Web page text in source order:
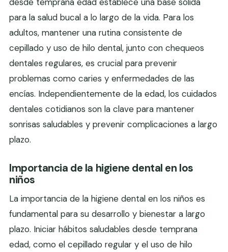
para la salud bucal a lo largo de la vida. Para los
adultos, mantener una rutina consistente de
cepillado y uso de hilo dental, junto con chequeos
dentales regulares, es crucial para prevenir
problemas como caries y enfermedades de las
encías. Independientemente de la edad, los cuidados
dentales cotidianos son la clave para mantener
sonrisas saludables y prevenir complicaciones a largo
plazo.
Importancia de la higiene dental en los
niños
La importancia de la higiene dental en los niños es
fundamental para su desarrollo y bienestar a largo
plazo. Iniciar hábitos saludables desde temprana
edad, como el cepillado regular y el uso de hilo